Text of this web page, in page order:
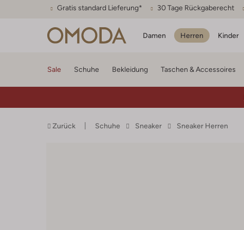
Gratis standard Lieferung* 30 Tage Rückgaberecht
Damen Herren Kinder
Sale Schuhe Bekleidung Taschen & Accessoires
Zurück Schuhe Sneaker Sneaker Herren